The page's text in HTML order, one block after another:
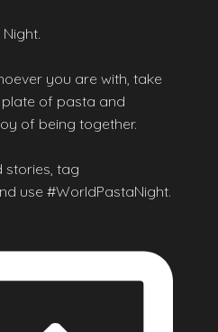
you are with, take
of pasta and
of being together.
stories, tag
use #WorldPastaNight.